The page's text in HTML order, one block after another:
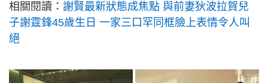
相關閱讀： 謝賢最新狀態成焦點 與前妻狄波拉賀兒
子謝霆鋒45歲生日 一家三口罕同框臉上表情令人叫
絕